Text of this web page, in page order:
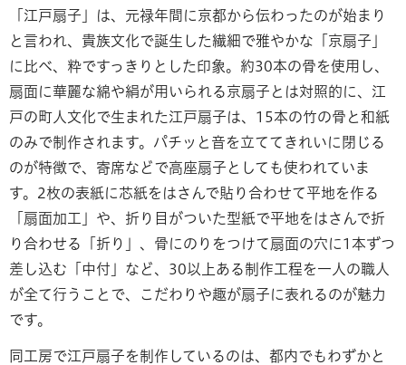
「江戸扇子」は、元禄年間に京都から伝わったのが始まり
と言われ、貴族文化で誕生した繊細で雅やかな「京扇子」
に比べ、粋ですっきりとした印象。約30本の骨を使用し、
扇面に華麗な綿や絹が用いられる京扇子とは対照的に、江
戸の町人文化で生まれた江戸扇子は、15本の竹の骨と和紙
のみで制作されます。パチッと音を立ててきれいに閉じる
のが特徴で、寄席などで高座扇子としても使われていま
す。2枚の表紙に芯紙をはさんで貼り合わせて平地を作る
「扇面加工」や、折り目がついた型紙で平地をはさんで折
り合わせる「折り」、骨にのりをつけて扇面の穴に1本ずつ
差し込む「中付」など、30以上ある制作工程を一人の職人
が全て行うことで、こだわりや趣が扇子に表れるのが魅力
です。
同工房で江戸扇子を制作しているのは、都内でもわずかと